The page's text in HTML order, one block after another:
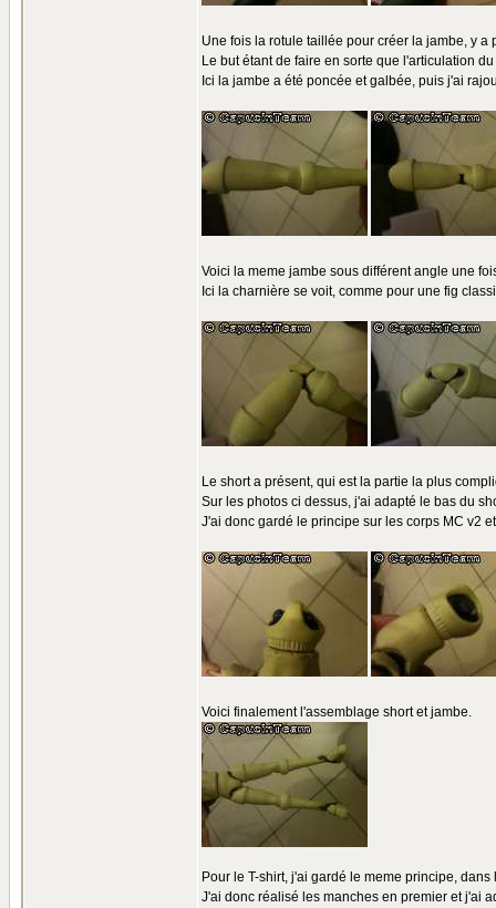
Une fois la rotule taillée pour créer la jambe, y a
Le but étant de faire en sorte que l'articulation
Ici la jambe a été poncée et galbée, puis j'ai
Voici la meme jambe sous différent angle une
Ici la charnière se voit, comme pour une fig
Le short a présent, qui est la partie la plus
Sur les photos ci dessus, j'ai adapté le bas du
J'ai donc gardé le principe sur les corps MC v2
Voici finalement l'assemblage short et jambe.
Pour le T-shirt, j'ai gardé le meme principe,
J'ai donc réalisé les manches en premier et j'ai